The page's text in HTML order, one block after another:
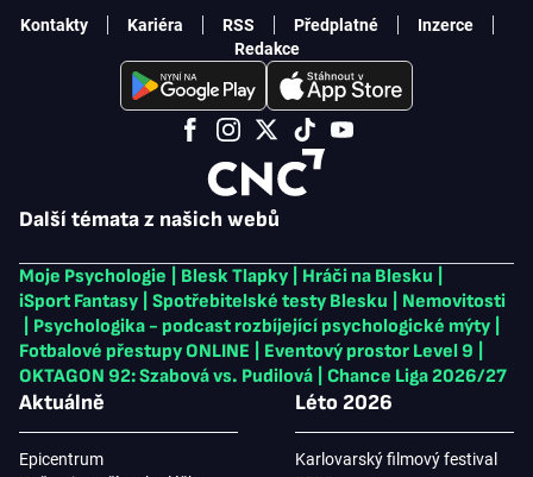
Další témata z našich webů
Moje Psychologie Blesk Tlapky Hráči na Blesku
iSport Fantasy
Spotřebitelské testy Blesku
Nemovitosti
Psychologika - podcast rozbíjející psychologické mýty
Fotbalové přestupy ONLINE
Eventový prostor Level 9
OKTAGON 92: Szabová vs. Pudilová
Chance Liga 2026/27
Aktuálně
Epicentrum
Léto 2026
Karlovarský filmový festival
Kontakty Kariéra RSS Předplatné
Inzerce
Redakce